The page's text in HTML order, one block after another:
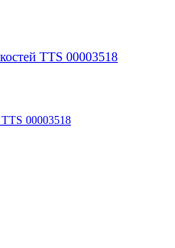
00003518